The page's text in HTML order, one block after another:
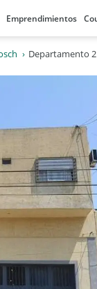
Emprendimientos